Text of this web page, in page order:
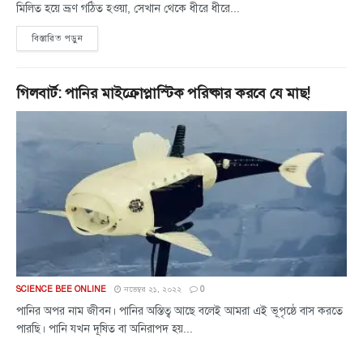
মিলিত হয়ে ভ্রূণ গঠিত হওয়া, সেখান থেকে ধীরে ধীরে...
বিস্তারিত পড়ুন
গিলবার্ট: পানির মাইক্রোপ্লাস্টিক পরিষ্কার করবে যে মাছ!
SCIENCE BEE ONLINE নভেম্বর ২১, ২০২২ 0
পানির অপর নাম জীবন। পানির অস্তিত্ব আছে বলেই আমরা এই ভূপৃষ্ঠে বাস করতে
পারছি। পানি যখন দূষিত বা অনিরাপদ হয়...